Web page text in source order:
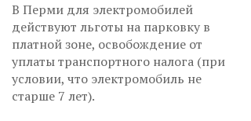
В Перми для электромобилей
действуют льготы на парковку в
платной зоне, освобождение от
уплаты транспортного налога (при
условии, что электромобиль не
старше 7 лет).